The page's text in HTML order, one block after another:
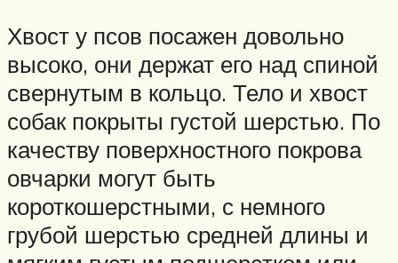
Хвост у псов посажен довольно
высоко, они держат его над спиной
свернутым в кольцо. Тело и хвост
собак покрыты густой шерстью. По
качеству поверхностного покрова
овчарки могут быть
короткошерстными, с немного
грубой шерстью средней длины и